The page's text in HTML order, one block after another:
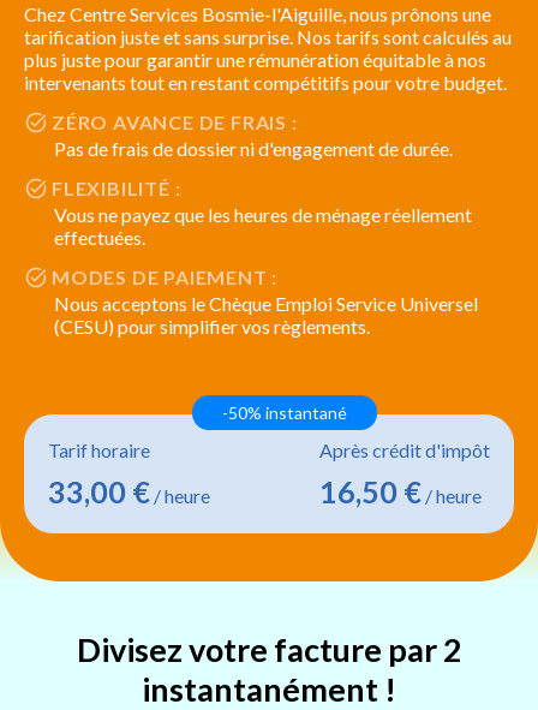
Chez Centre Services Bosmie-l'Aiguille, nous prônons une
tarification juste et sans surprise. Nos tarifs sont calculés au
plus juste pour garantir une rémunération équitable à nos
intervenants tout en restant compétitifs pour votre budget.
ZÉRO AVANCE DE FRAIS :
Pas de frais de dossier ni d'engagement de durée.
FLEXIBILITÉ :
Vous ne payez que les heures de ménage réellement
effectuées.
MODES DE PAIEMENT :
Nous acceptons le Chèque Emploi Service Universel
(CESU) pour simplifier vos règlements.
Tarif horaire
33,00 € / heure
Après crédit d'impôt
16,50 € / heure
-50% instantané
Divisez votre facture par 2
instantanément !